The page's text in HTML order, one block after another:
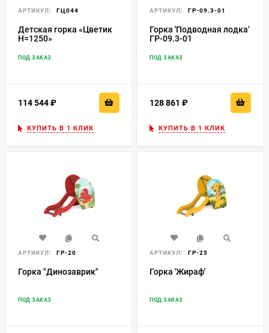
АРТИКУЛ: ГЦ044
Детская горка «Цветик
H=1250»
ПОД ЗАКАЗ
114 544
КУПИТЬ В 1 КЛИК
АРТИКУЛ: ГР-09.3-01
Горка 'Подводная лодка'
ГР-09.3-01
ПОД ЗАКАЗ
128 861
КУПИТЬ В 1 КЛИК
АРТИКУЛ: ГР-20
Горка "Динозаврик"
ПОД ЗАКАЗ
АРТИКУЛ: ГР-25
Горка 'Жираф'
ПОД ЗАКАЗ